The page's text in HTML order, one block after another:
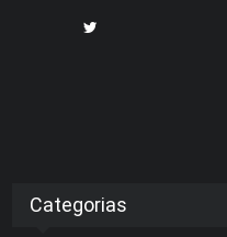
Categorias